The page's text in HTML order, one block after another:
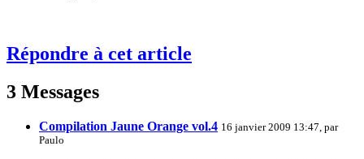
Répondre à cet article
3 Messages
Compilation Jaune Orange vol.4 16 janvier 2009 13:47, par
Paulo